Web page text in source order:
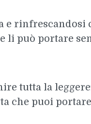
e
li può portare
tutta la
che puoi